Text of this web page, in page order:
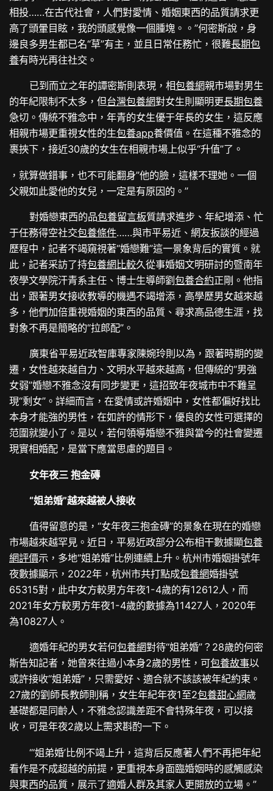
相投……在古代社會，人們對愛情、婚姻東西的品質請求更
高了頭暈目眩，我的頭感覺像一個腫塊。。”何密斯說，身
邊良多男生都已名“草”有主，並且日常任務忙，很難長期包
養有時光再往社交。
已到而立之年的譚密斯則表現，相包養網親市場對男生
的年紀限制不太多，但台灣包養網對女生則顯明更長期包養
急切。傳統不雅念中，年青的女生優于年長的女生，這反應
相親市場更重視女性的生包養app養價值。在這種不雅念的
裹挾下，接近30歲的女生在相親市場上似乎“升值”了。
，就算做錯事，也不可能翻身”他的臉，這樣不理她。一個
父親如此愛他的女兒，一定是有原因的。”
對婚戀東西的品包養留言板質請求進步、年紀增添、忙
于任務得空社交包養條件……與市平易近、網友扳談的經過
歷程中，記者不竭窺視著“婚戀難”這一景象背后的實質。就
此，記者采訪了持包養網比較久從事婚姻文明研討的暨南年
夜學文學院汗青系主任、博士生導師劉包養合約正剛。他指
出，跟著男女接收教導的機遇不竭增添，高學歷男女越來越
多，他們加倍重視婚姻的東西的品質、尋求高品德生涯，找
對象不再是簡略的“拉郎配”。
廣東省平易近政智庫專家陳婉玲則以為，跟著時期的變
遷，女性越來越自力、文明水平越來越高，但傳統的“男強
女弱”婚戀不雅念沒有同步變更，這招致年夜城市中不難呈
現“剩女”。詳細而言，在愛情或許婚姻中，女性都偏好找比
本身才能強的男性，在如許的情形下，優良的女性可選擇的
范圍就變小了。是以，若何領導婚戀不雅與當今的社會變遷
現實相婚配，是當下應當思慮的題目。
女年夜三 抱金磚
“姐弟婚”越來越被人接收
值得留意的是，“女年夜三抱金磚”的景象在現在的婚戀
市場越來越罕見。近日，平易近政部分公布相干數據顯包養
網評價示，多地“姐弟婚”比例連續上升。杭州市婚姻掛號年
夜數據顯示，2022年，杭州市共打點成包養網婚掛號
65315對，此中女方較男方年夜1-4歲的有12612人，而
2021年女方較男方年夜1-4歲的數據為11427人，2020年
為10827人。
適婚年紀的男女若何包養網對待“姐弟婚”？28歲的何密
斯告知記者，她曾來往過小本身2歲的男性，可包養故事以
或許接收“姐弟婚”，只需愛好、適合就不該該被年紀約束。
27歲的劉師長教師則稱，女生年紀年夜1至2包養甜心網歲
基礎都是同齡人，不雅念認識差距不會特殊年夜，可以接
收，可是年夜2歲以上需求斟酌一下。
“‘姐弟婚’比例不竭上升，這背后反應著人們不再把年紀
看作是不成超越的前提，更重視本身面臨婚姻時的感觸感染
與東西的品質，展示了適婚人群及其家人更開放的立場。”